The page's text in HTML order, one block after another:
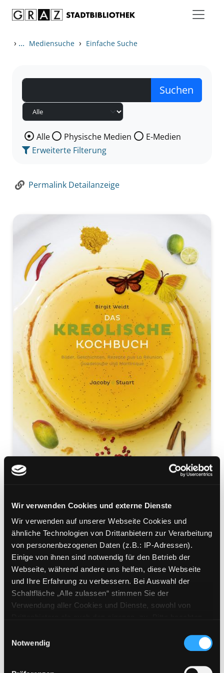
Wir verwenden Cookies und externe Dienste
Wir verwenden auf unserer Webseite Cookies und
ähnliche Technologien von Drittanbietern zur Verarbeitung
von personenbezogenen Daten (z.B.: IP-Adressen).
Einige von ihnen sind notwendig für den Betrieb der
Webseite, während andere uns helfen, diese Webseite
und Ihre Erfahrung zu verbessern. Bei Auswahl der
Schaltfläche „Alle zulassen“ stimmen Sie der
Verwendung aller Cookies und Dienste, sowohl von
Cookies von Drittanbietern, eine Verarbeitung in
unsicheren Drittländern (Länder außerhalb des EWR
ohne adäquates Datenschutzniveau) stattfinden kann. In
Notwendig
› ... Mediensuche › Einfache Suche
Wählen Sie die Medienart nach der Sie suchen wollen.
Alle Physische Medien
E-Medien
Erweiterte Filterung
Permalink Detailanzeige
Das kreolische Kochbuch
Bilder, Geschichte, Rezepte aus La Réunion,
Guadeloupe und Martinique
Mediengruppe:Sachbuch
Verfasser:Suche nach diesem Verfasser
Weidt, Birgit (Verfasser)
Beschreibung ein-/ausblenden
Mehr Informationen ein-/ausblenden
Exemplare
Zweigstelle: